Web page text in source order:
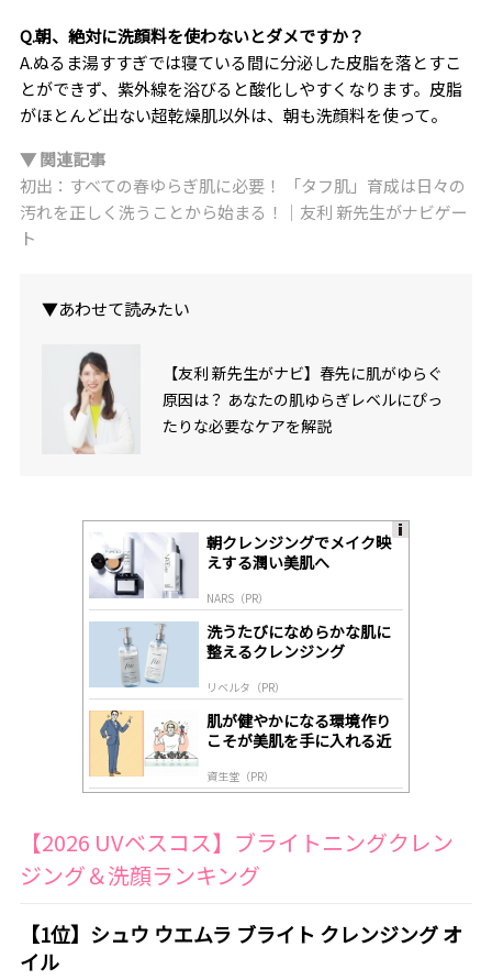
Q.朝、絶対に洗顔料を使わないとダメですか？
A.ぬるま湯すすぎでは寝ている間に分泌した皮脂を落とすこ
とができず、紫外線を浴びると酸化しやすくなります。皮脂
がほとんど出ない超乾燥肌以外は、朝も洗顔料を使って。
▼ 関連記事
初出：すべての春ゆらぎ肌に必要！ 「タフ肌」育成は日々の
汚れを正しく洗うことから始まる！｜友利 新先生がナビゲー
ト
▼あわせて読みたい
【友利 新先生がナビ】春先に肌がゆらぐ
原因は？ あなたの肌ゆらぎレベルにぴっ
たりな必要なケアを解説
朝クレンジングでメイク映
えする潤い美肌へ
NARS（PR）
洗うたびになめらかな肌に
整えるクレンジング
リベルタ（PR）
肌が健やかになる環境作り
こそが美肌を手に入れる近
資生堂（PR）
【2026 UVベスコス】ブライトニングクレン
ジング＆洗顔ランキング
【1位】シュウ ウエムラ ブライト クレンジング オ
イル